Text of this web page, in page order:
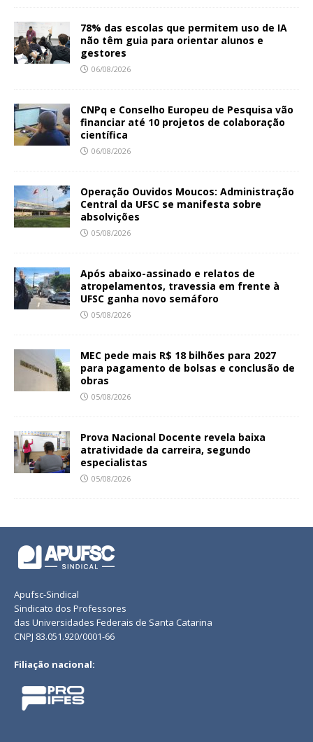
78% das escolas que permitem uso de IA
não têm guia para orientar alunos e
gestores
06/08/2026
CNPq e Conselho Europeu de Pesquisa vão
financiar até 10 projetos de colaboração
científica
06/08/2026
Operação Ouvidos Moucos: Administração
Central da UFSC se manifesta sobre
absolvições
05/08/2026
Após abaixo-assinado e relatos de
atropelamentos, travessia em frente à
UFSC ganha novo semáforo
05/08/2026
MEC pede mais R$ 18 bilhões para 2027
para pagamento de bolsas e conclusão de
obras
05/08/2026
Prova Nacional Docente revela baixa
atratividade da carreira, segundo
especialistas
05/08/2026
Apufsc-Sindical
Sindicato dos Professores
das Universidades Federais de Santa Catarina
CNPJ 83.051.920/0001-66
Filiação nacional: